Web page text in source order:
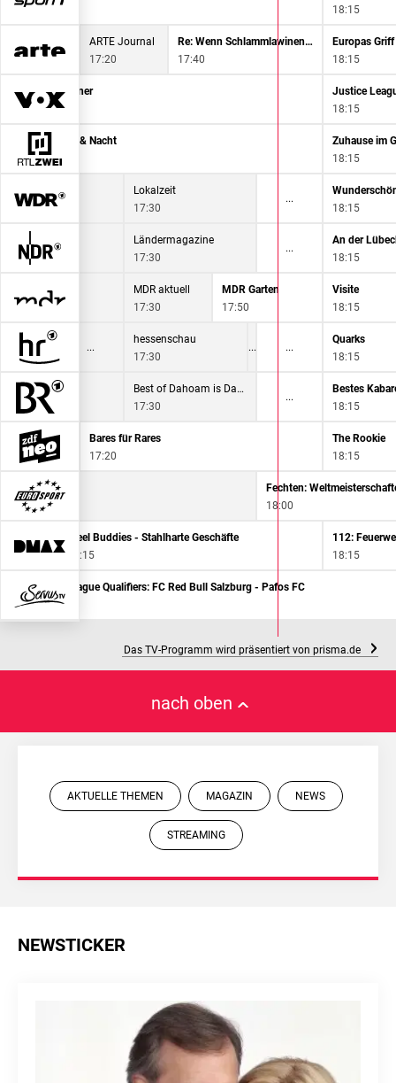
17:00
18:15
ARTE Journal
17:20
Re: Wenn Schlammlawinen Bergdörfer bedrohen
17:40
Europas
18:15
Das perfekte Dinner
17:00
Justice
18:15
Berlin - Tag & Nacht
17:05
Zuhause im
18:15
Lokalzeit
17:30
18:15
Ländermagazine
17:30
18:15
MDR Regional
17:00
MDR aktuell
17:30
MDR Garten
17:50
Visite
18:15
hessenschau
17:30
Quarks
18:15
mehr/wert
17:00
Best of Dahoam is Dahoam!
17:30
Bestes
18:15
Bares für Rares
17:20
The Rookie
18:15
Fechten:
18:00
Steel Buddies - Stahlharte Geschäfte
17:15
112:
18:15
UEFA Europa League Qualifiers: FC Red Bull Salzburg - Pafos FC
17:00
Das TV-Programm wird präsentiert von prisma.de
nach oben
AKTUELLE THEMEN MAGAZIN NEWS
STREAMING
NEWSTICKER